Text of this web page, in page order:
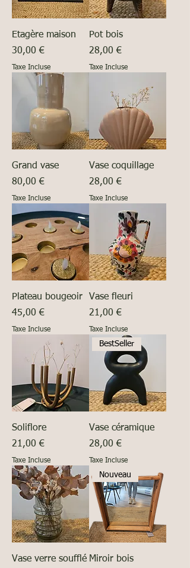
Etagère maison
Prix
30,00 €
Taxe Incluse
Pot bois
Prix
28,00 €
Taxe Incluse
Grand vase
Prix
80,00 €
Taxe Incluse
Vase coquillage
Prix
28,00 €
Taxe Incluse
Plateau bougeoir
Prix
45,00 €
Taxe Incluse
Vase fleuri
Prix
21,00 €
Taxe Incluse
Soliflore
Prix
21,00 €
Taxe Incluse
BestSeller
Vase céramique
Prix
28,00 €
Taxe Incluse
Vase verre soufflé
Nouveau
Miroir bois